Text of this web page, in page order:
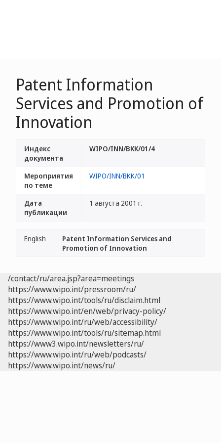
Patent Information
Services and Promotion of
Innovation
Индекс
документа
WIPO/INN/BKK/01/4
Мероприятия
по теме
WIPO/INN/BKK/01
Дата
публикации
1 августа 2001 г.
English
Patent Information Services and
Promotion of Innovation
/contact/ru/area.jsp?area=meetings
https://www.wipo.int/pressroom/ru/
https://www.wipo.int/tools/ru/disclaim.html
https://www.wipo.int/en/web/privacy-policy/
https://www.wipo.int/ru/web/accessibility/
https://www.wipo.int/tools/ru/sitemap.html
https://www3.wipo.int/newsletters/ru/
https://www.wipo.int/ru/web/podcasts/
https://www.wipo.int/news/ru/